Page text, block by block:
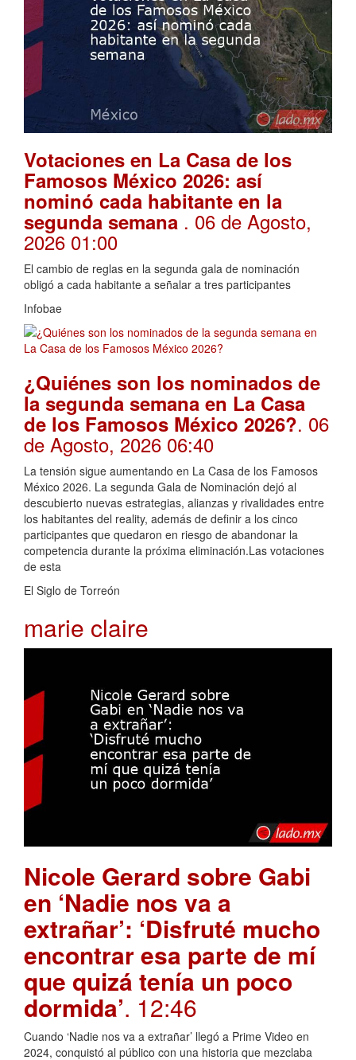
Votaciones en La Casa de los
Famosos México 2026: así
nominó cada habitante en la
segunda semana . 06 de Agosto,
2026 01:00
El cambio de reglas en la segunda gala de nominación
obligó a cada habitante a señalar a tres participantes
Infobae
¿Quiénes son los nominados de
la segunda semana en La Casa
de los Famosos México 2026?. 06
de Agosto, 2026 06:40
La tensión sigue aumentando en La Casa de los Famosos
México 2026. La segunda Gala de Nominación dejó al
descubierto nuevas estrategias, alianzas y rivalidades entre
los habitantes del reality, además de definir a los cinco
participantes que quedaron en riesgo de abandonar la
competencia durante la próxima eliminación.Las votaciones
de esta
El Siglo de Torreón
marie claire
Nicole Gerard sobre Gabi
en ‘Nadie nos va a
extrañar’: ‘Disfruté mucho
encontrar esa parte de mí
que quizá tenía un poco
dormida’. 12:46
Cuando ‘Nadie nos va a extrañar’ llegó a Prime Video en
2024, conquistó al público con una historia que mezclaba